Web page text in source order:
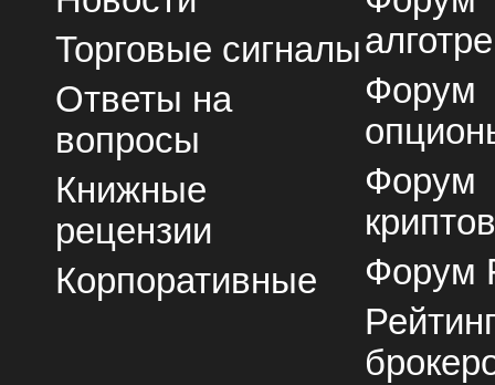
Торговые сигналы
Ответы на
вопросы
Книжные
рецензии
Корпоративные
Форум
Форум
Форум